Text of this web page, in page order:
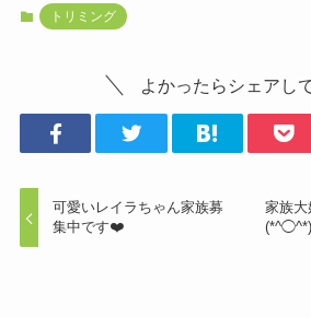
トリミング
よかったらシェアし
可愛いレイラちゃん家族募
集中です❤️
家族
(*^◯^*)